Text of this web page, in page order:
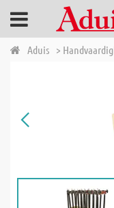
Aduis >